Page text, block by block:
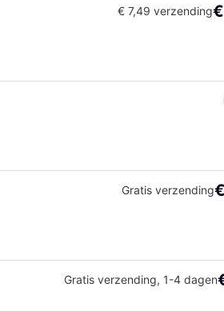
€ 7,49 verzending
Gratis verzending
Gratis verzending, 1-4 dagen